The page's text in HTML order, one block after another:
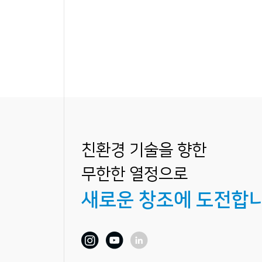
친환경 기술을 향한
무한한 열정으로
새로운 창조에 도전합